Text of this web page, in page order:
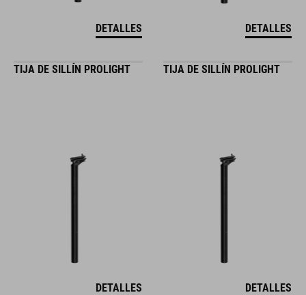
DETALLES DETALLES
TIJA DE SILLÍN PROLIGHT
DETALLES
TIJA DE SILLÍN PROLIGHT
DETALLES